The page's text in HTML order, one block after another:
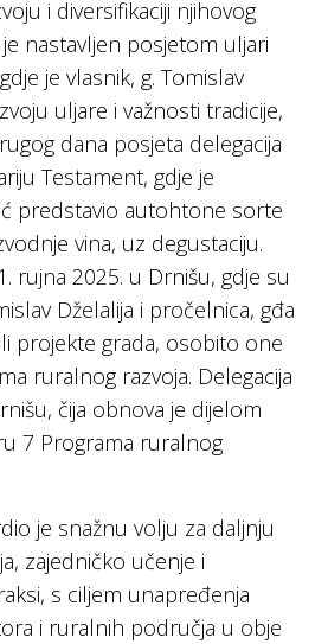
i diversifikaciji njihovog
nastavljen posjetom uljari
je vlasnik, g. Tomislav
uljare i važnosti tradicije,
dana posjeta delegacija
Testament, gdje je
predstavio autohtone sorte
vina, uz degustaciju.
rujna 2025. u Drnišu, gdje su
Dželalija i pročelnica, gđa
projekte grada, osobito one
ruralnog razvoja. Delegacija
čija obnova je dijelom
7 Programa ruralnog
je snažnu volju za daljnju
zajedničko učenje i
s ciljem unapređenja
i ruralnih područja u obje